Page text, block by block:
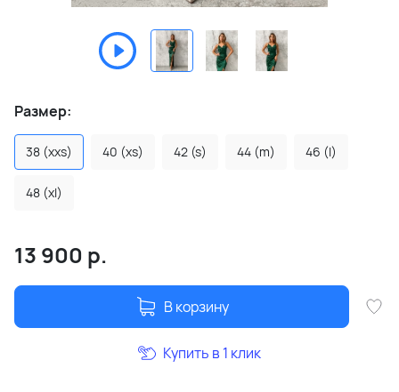
Размер:
38 (xxs) 40 (xs) 42 (s) 44 (m) 46 (l)
48 (xl)
13 900 р.
В корзину
Купить в 1 клик